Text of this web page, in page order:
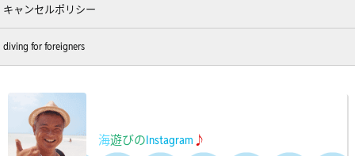
キャンセルポリシー
diving for foreigners
海遊びのInstagram ♪